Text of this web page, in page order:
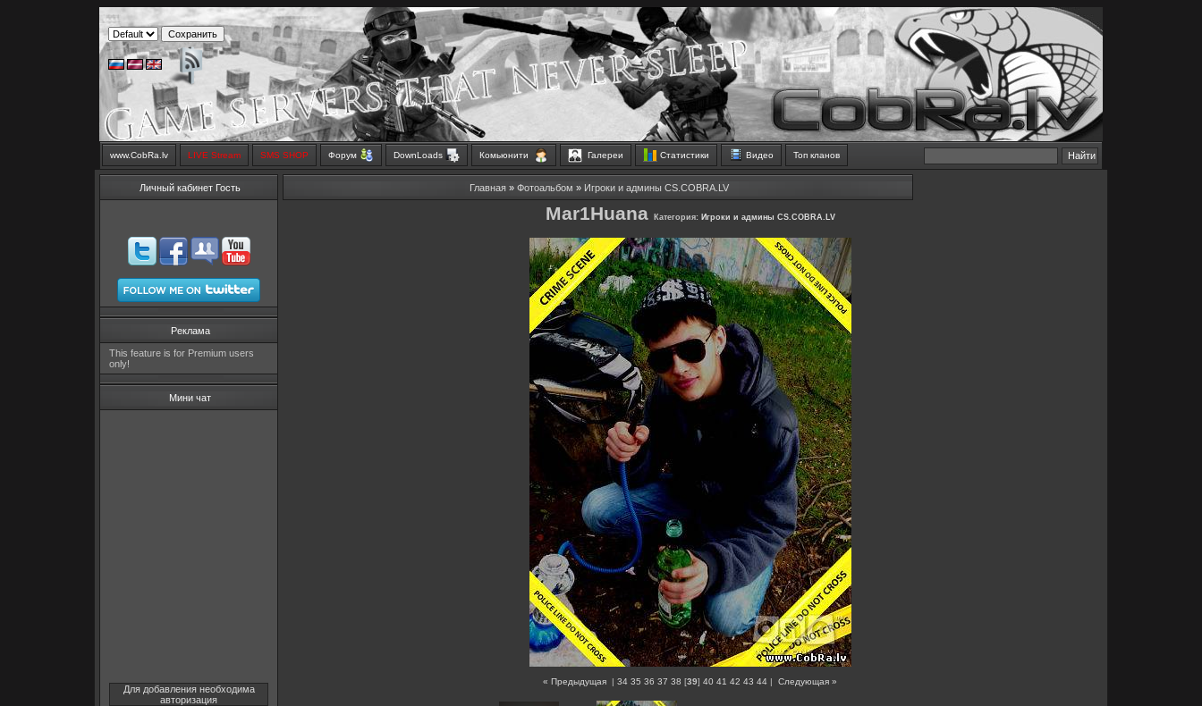
www.CobRa.lv LIVE Stream SMS SHOP Форум DownLoads Комьюнити Галереи Статистики Видео Топ кланов
Личный кабинет Гость
Реклама
This feature is for Premium users
only!
Мини чат
Для добавления необходима
авторизация
Главная » Фотоальбом » Игроки и админы CS.COBRA.LV
Mar1Huana Категория: Игроки и админы CS.COBRA.LV
« Предыдущая | 34 35 36 37 38 [39] 40 41 42 43 44 | Следующая »